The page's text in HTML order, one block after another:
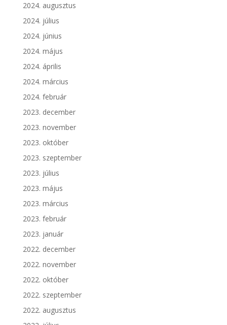
2024. augusztus
2024. július
2024. június
2024. május
2024. április
2024. március
2024. február
2023. december
2023. november
2023. október
2023. szeptember
2023. július
2023. május
2023. március
2023. február
2023. január
2022. december
2022. november
2022. október
2022. szeptember
2022. augusztus